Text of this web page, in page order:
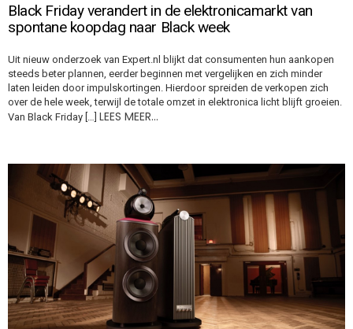
Black Friday verandert in de elektronicamarkt van
spontane koopdag naar Black week
Uit nieuw onderzoek van Expert.nl blijkt dat consumenten hun aankopen
steeds beter plannen, eerder beginnen met vergelijken en zich minder
laten leiden door impulskortingen. Hierdoor spreiden de verkopen zich
over de hele week, terwijl de totale omzet in elektronica licht blijft groeien.
Van Black Friday […] LEES MEER…